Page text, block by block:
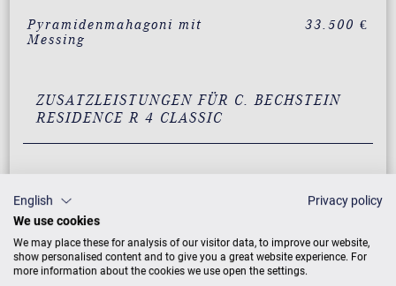
Pyramidenmahagoni mit
Messing
33.500 €
ZUSATZLEISTUNGEN FÜR C. BECHSTEIN
RESIDENCE R 4 CLASSIC
PREISLISTE HERUNTERLADEN
English
Privacy policy
We use cookies
We may place these for analysis of our visitor data, to improve our website,
show personalised content and to give you a great website experience. For
more information about the cookies we use open the settings.